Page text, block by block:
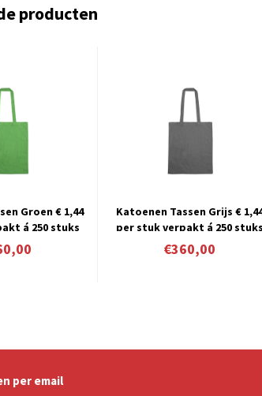
producten
Groen € 1,44
á 250 stuks
Katoenen Tassen Grijs €
per stuk verpakt á 250 stuks
€360,00
per email